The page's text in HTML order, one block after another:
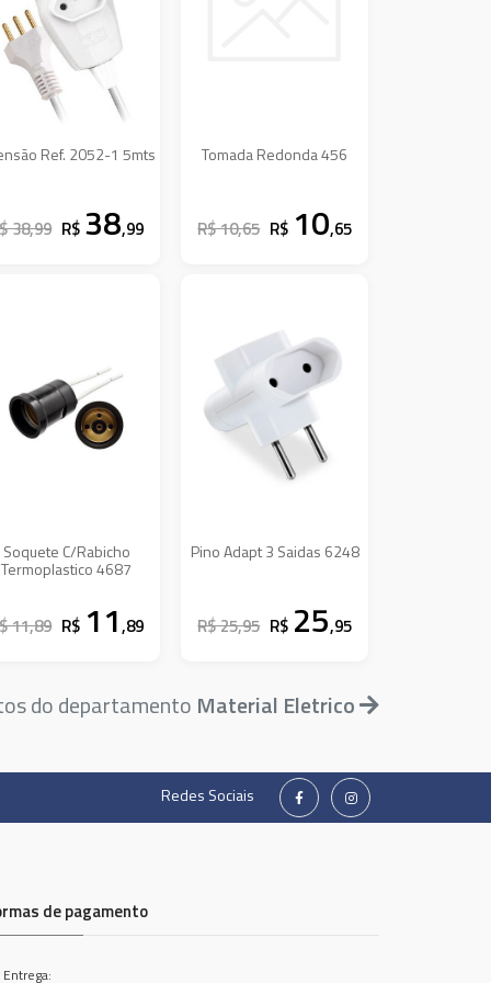
Ref. 2052-1 5mts
38,99 R$ 38,99
Tomada Redonda 456
R$ 10,65 R$ 10,65
Soquete C/Rabicho
Termoplastico 4687
11,89 R$ 11,89
Pino Adapt 3 Saidas 6248
R$ 25,95 R$ 25,95
do departamento Material Eletrico
Redes Sociais
de pagamento
Entrega: